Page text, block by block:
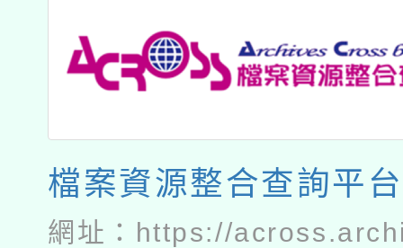
檔案資源整合查詢平台
網址： https://